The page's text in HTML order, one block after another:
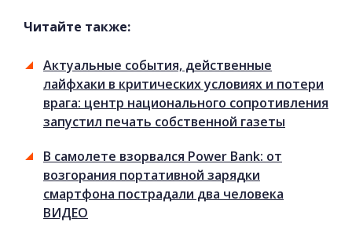
Читайте также:
Актуальные события, действенные
лайфхаки в критических условиях и потери
врага: центр национального сопротивления
запустил печать собственной газеты
В самолете взорвался Power Bank: от
возгорания портативной зарядки
смартфона пострадали два человека
ВИДЕО